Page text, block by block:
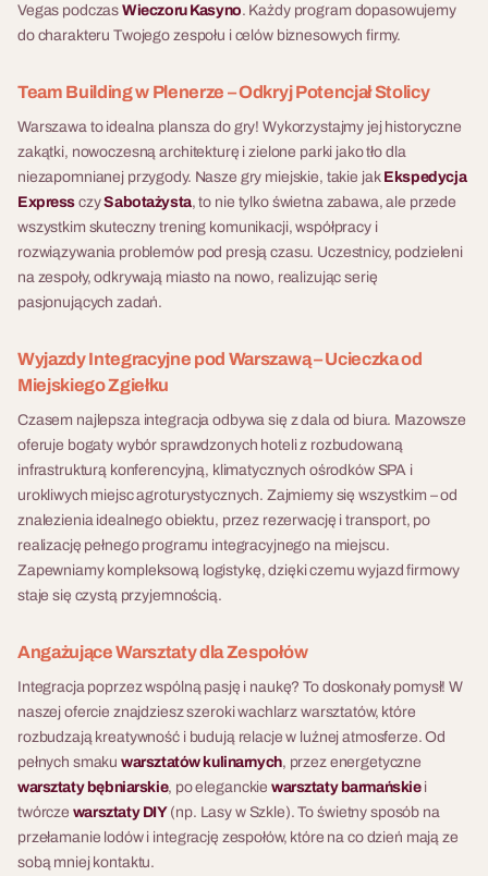
Vegas podczasWieczoru Kasyno. Każdy program dopasowujemy
do charakteru Twojego zespołu i celów biznesowych firmy.
Team Building w Plenerze – Odkryj Potencjał Stolicy
Warszawa to idealna plansza do gry! Wykorzystajmy jej historyczne
zakątki, nowoczesną architekturę i zielone parki jako tło dla
niezapomnianej przygody. Nasze gry miejskie, takie jak Ekspedycja
Express czySabotażysta, to nie tylko świetna zabawa, ale przede
wszystkim skuteczny trening komunikacji, współpracy i
rozwiązywania problemów pod presją czasu. Uczestnicy, podzieleni
na zespoły, odkrywają miasto na nowo, realizując serię
pasjonujących zadań.
Wyjazdy Integracyjne pod Warszawą – Ucieczka od
Miejskiego Zgiełku
Czasem najlepsza integracja odbywa się z dala od biura. Mazowsze
oferuje bogaty wybór sprawdzonych hoteli z rozbudowaną
infrastrukturą konferencyjną, klimatycznych ośrodków SPA i
urokliwych miejsc agroturystycznych. Zajmiemy się wszystkim – od
znalezienia idealnego obiektu, przez rezerwację i transport, po
realizację pełnego programu integracyjnego na miejscu.
Zapewniamy kompleksową logistykę, dzięki czemu wyjazd firmowy
staje się czystą przyjemnością.
Angażujące Warsztaty dla Zespołów
Integracja poprzez wspólną pasję i naukę? To doskonały pomysł! W
naszej ofercie znajdziesz szeroki wachlarz warsztatów, które
rozbudzają kreatywność i budują relacje w luźnej atmosferze. Od
pełnych smakuwarsztatów kulinarnych, przez energetyczne
warsztaty bębniarskie, po eleganckie warsztaty barmańskiei
twórcze warsztaty DIY(np. Lasy w Szkle). To świetny sposób na
przełamanie lodów i integrację zespołów, które na co dzień mają ze
sobą mniej kontaktu.